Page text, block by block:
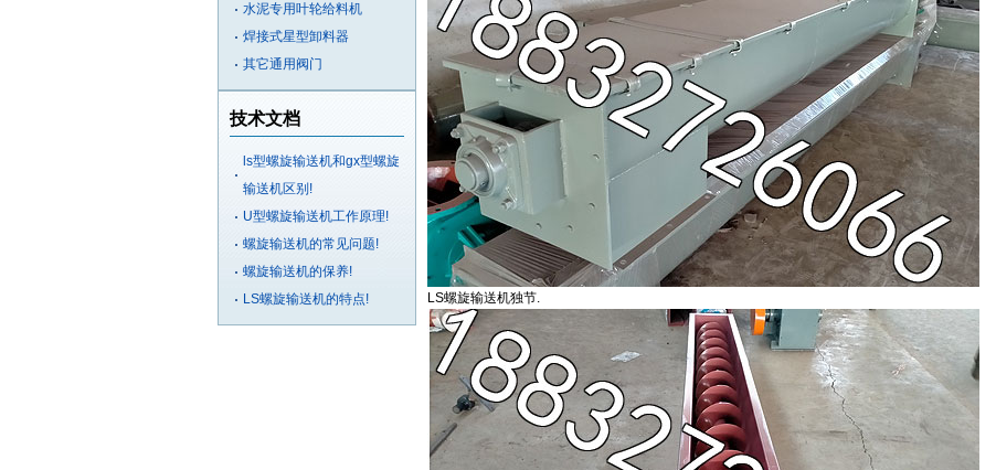
水泥专用叶轮给料机
焊接式星型卸料器
其它通用阀门
技术文档
ls型螺旋输送机和gx型螺旋
输送机区别!
U型螺旋输送机工作原理!
螺旋输送机的常见问题!
螺旋输送机的保养!
LS螺旋输送机的特点!
LS螺旋输送机独节.